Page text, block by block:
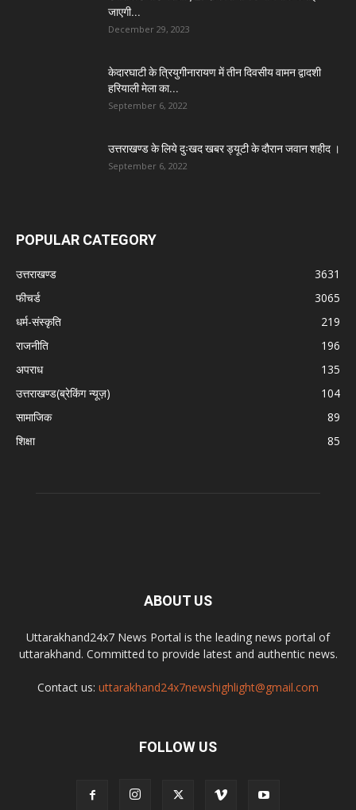
जाएगी...
December 29, 2023
केदारघाटी के त्रियुगीनारायण में तीन दिवसीय वामन द्वादशी
हरियाली मेला का...
September 6, 2022
उत्तराखण्ड के लिये दुःखद खबर ड्यूटी के दौरान जवान शहीद ।
September 6, 2022
POPULAR CATEGORY
उत्तराखण्ड
3631
फीचर्ड
3065
धर्म-संस्कृति
219
राजनीति
196
अपराध
135
उत्तराखण्ड(ब्रेकिंग न्यूज़)
104
सामाजिक
89
शिक्षा
85
ABOUT US
Uttarakhand24x7 News Portal is the leading news portal of
uttarakhand. Committed to provide latest and authentic news.
Contact us: uttarakhand24x7newshighlight@gmail.com
FOLLOW US